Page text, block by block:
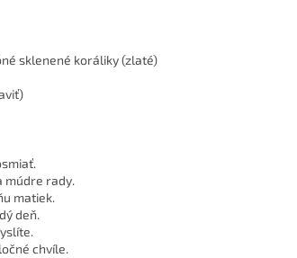
sklenené koráliky (zlaté)
múdre rady.
matiek.
deň.
chvíle.